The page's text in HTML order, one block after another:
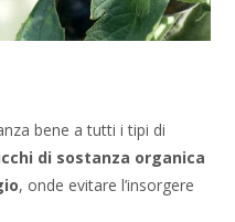
bene a tutti i tipi di
di sostanza organica
, onde evitare l’insorgere